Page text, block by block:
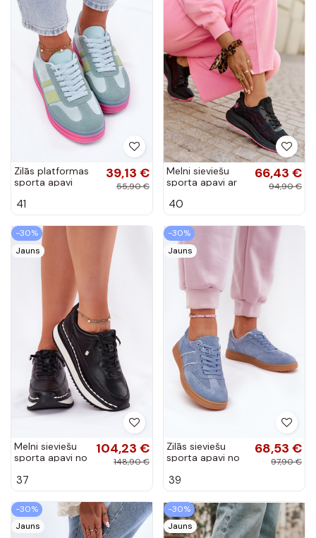
Zilās platformas
sporta apavi
39,13 €
55,90 €
41
Melni sieviešu
sporta apavi ar
Star RR274523
66,43 €
94,90 €
40
-30%
Jauns
Melni sieviešu
sporta apavi no
platformu Big
104,23 €
148,90 €
37
-30%
Jauns
Zilās sieviešu
sporta apavi no
Paliana
68,53 €
97,90 €
39
-30%
Jauns
-30%
Jauns